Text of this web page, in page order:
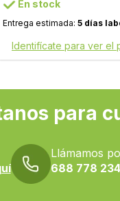
En stock
Entrega estimada: 5 días
Identifícate para ver el
para
Llámamos
688 778 234